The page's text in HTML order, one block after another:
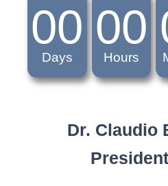
00
Days
00
Hours
Dr. Claudio